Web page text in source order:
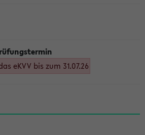
eKVV bis zum 31.07.26